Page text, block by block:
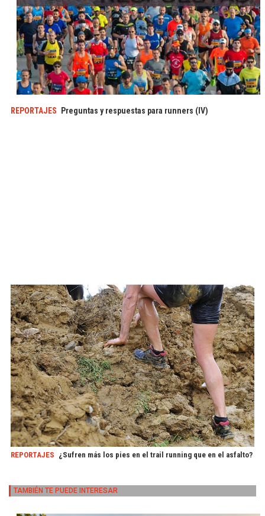
REPORTAJES Preguntas y respuestas para runners (IV)
REPORTAJES ¿Sufren más los pies en el trail running que en el asfalto?
TAMBIÉN TE PUEDE INTERESAR